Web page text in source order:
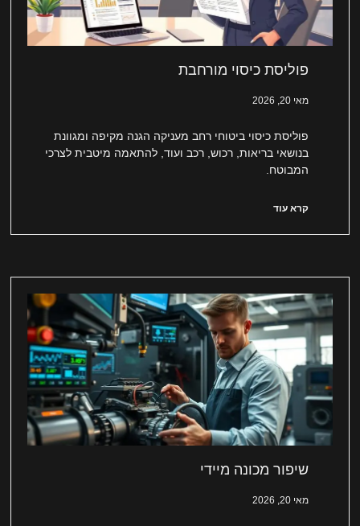
פוליסת כיסוי מורחבת
מאי 20, 2026
פוליסת כיסוי ביטוחי רחב מעניקה הגנה מקיפה ומגוונת
בנושאי בריאות, רכוש, רכב ועוד, להתאמה מיטבית לצרכי
המבוטח.
קרא עוד
שיפור מכונה מיידי
מאי 20, 2026